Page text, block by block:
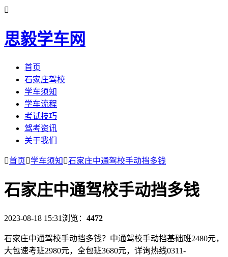

思毅学车网
首页
石家庄驾校
学车须知
学车流程
考试技巧
驾考资讯
关于我们
首页学车须知 石家庄中通驾校手动挡多钱
石家庄中通驾校手动挡多钱
2023-08-18 15:31 浏览： 4472
石家庄中通驾校手动挡多钱？中通驾校手动挡基础班2480元，
大包速考班2980元，全包班3680元，详询热线0311-